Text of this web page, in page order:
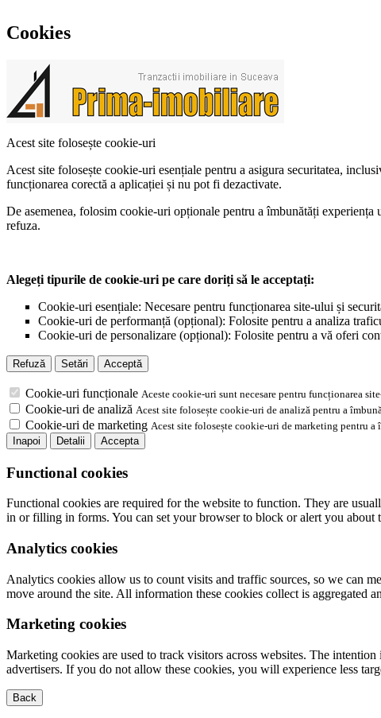
Cookies
Acest site folosește cookie-uri
Acest site folosește cookie-uri esențiale pentru a asigura securitatea,
funcționarea corectă a aplicației și nu pot fi dezactivate.
De asemenea, folosim cookie-uri opționale pentru a îmbunătăți
refuza.
Alegeți tipurile de cookie-uri pe care doriți să le acceptați:
Cookie-uri esențiale: Necesare pentru funcționarea site-ului și
Cookie-uri de performanță (opțional): Folosite pentru a analiza
Cookie-uri de personalizare (opțional): Folosite pentru a vă oferi
Refuză Setări Acceptă
Cookie-uri funcționale Aceste cookie-uri sunt necesare pentru funcționarea
Cookie-uri de analiză Acest site folosește cookie-uri de analiză pentru a
Cookie-uri de marketing Acest site folosește cookie-uri de marketing pentru a
Inapoi
Detalii Accepta
Functional cookies
Functional cookies are required for the website to function. They are
in or filling in forms. You can set your browser to block or alert you
Analytics cookies
Analytics cookies allow us to count visits and traffic sources, so we can
move around the site. All information these cookies collect is
Marketing cookies
Marketing cookies are used to track visitors across websites. The
advertisers. If you do not allow these cookies, you will experience less
Back